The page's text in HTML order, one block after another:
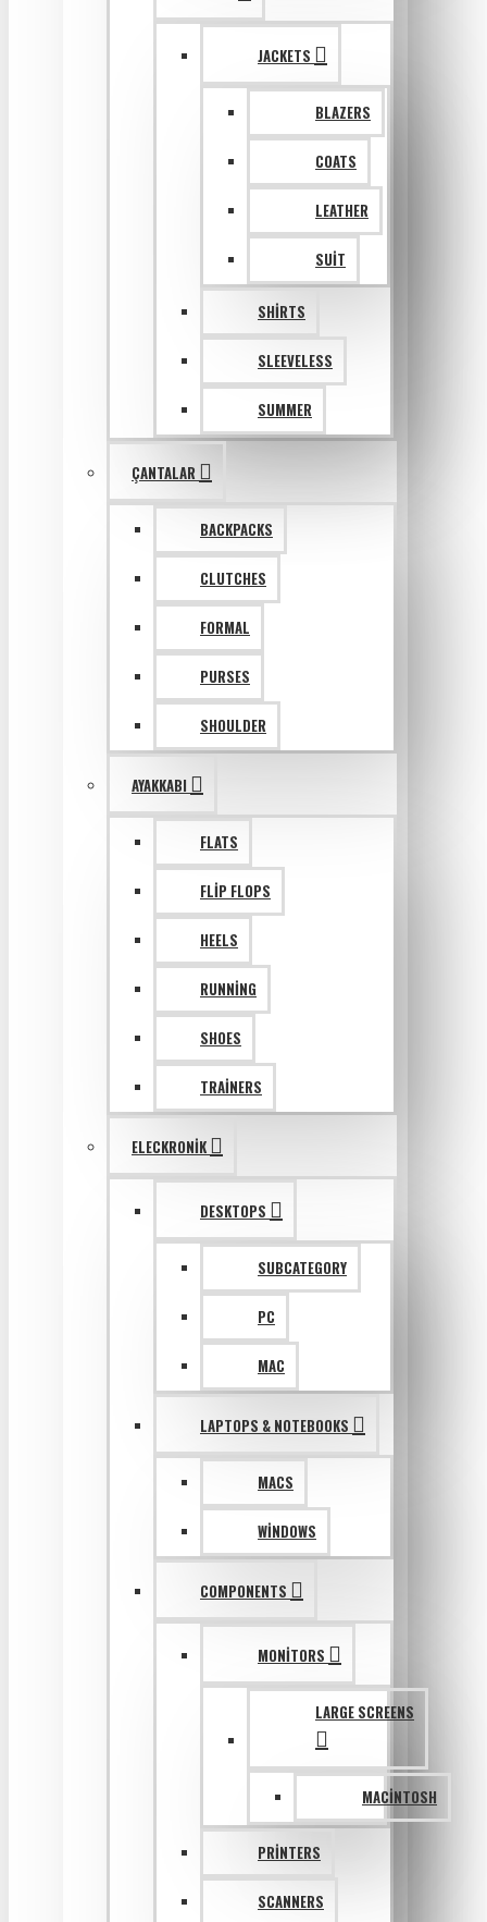
JACKETS
BLAZERS
COATS
LEATHER
SUIT
SHIRTS
SLEEVELESS
SUMMER
ÇANTALAR
BACKPACKS
CLUTCHES
FORMAL
PURSES
SHOULDER
AYAKKABI
FLATS
FLIP FLOPS
HEELS
RUNNING
SHOES
TRAINERS
ELECKRONIK
DESKTOPS
SUBCATEGORY
PC
MAC
LAPTOPS & NOTEBOOKS
MACS
WINDOWS
COMPONENTS
MONITORS
LARGE SCREENS
MACINTOSH
PRINTERS
SCANNERS